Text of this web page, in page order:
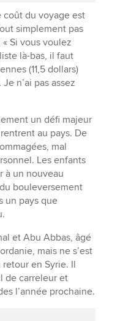
coût du voyage est
simplement pas
Si vous voulez
là-bas, il faut
(11,5 dollars)
n’ai pas assez
un défi majeur
au pays. De
mal
Les enfants
à un nouveau
bouleversement
un pays que
et Abu Abbas, âgé
mais ne s’est
en Syrie. Il
de carreleur et
l’année prochaine.